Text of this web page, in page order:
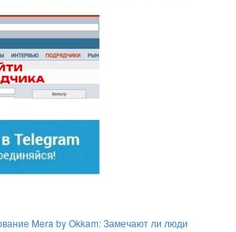
Mera by Okkam: Замечают ли люди